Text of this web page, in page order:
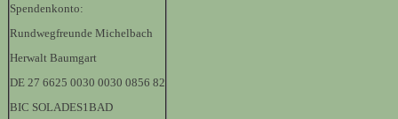
Spendenkonto:
Rundwegfreunde Michelbach
Herwalt Baumgart
DE 27 6625 0030 0030 0856 82
BIC SOLADES1BAD